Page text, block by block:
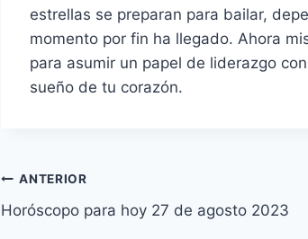
estrellas se preparan para bailar,
momento por fin ha llegado. Ahora
para asumir un papel de liderazgo
sueño de tu corazón.
Navegación
de
ANTERIOR
Horóscopo para hoy 27 de agosto 2023